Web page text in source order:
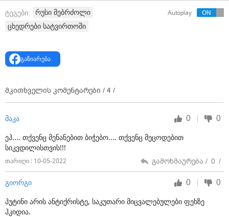
ტეგები:
რუსი მებრძოლი
ცხედრები სატვირთოში
Autoplay
გაზიარება
მკითხველის კომენტარები / 4 /
მაკა 0 0
ეჰ.... თქვენც მენანებით ბიჭებო.... თქვენც მეცოდებით
სიკვდილისთვის!!!
თარიღი : 10-05-2022 გამოხმაურება / 0 /
გიორგი 0 0
პუტინი არის ანტიქრისტე, საკუთარი მიცვალებულები ფეხზე
ჰკიდია.